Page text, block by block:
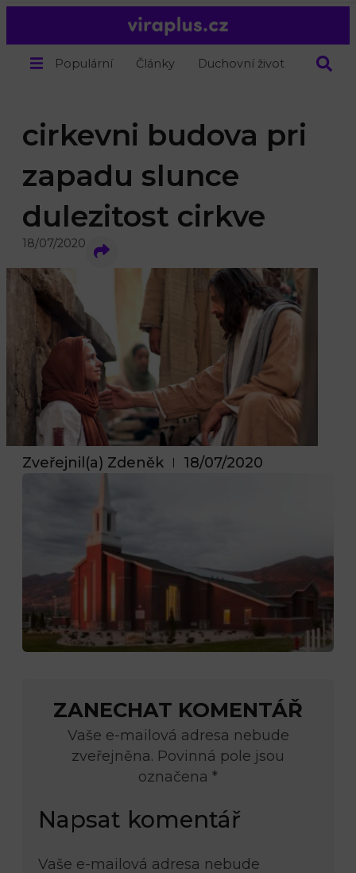
Populární Články Duchovní život O nás
cirkevni budova pri
zapadu slunce
dulezitost cirkve
18/07/2020
Zveřejnil(a) Zdeněk 18/07/2020
ZANECHAT KOMENTÁŘ
Vaše e-mailová adresa nebude
zveřejněna. Povinná pole jsou
označena *
Napsat komentář
Vaše e-mailová adresa nebude